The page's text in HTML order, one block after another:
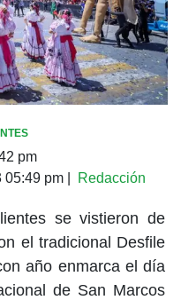
pm
05:49 pm| Redacción
se vistieron de
el tradicional Desfile
año enmarca el día
de San Marcos